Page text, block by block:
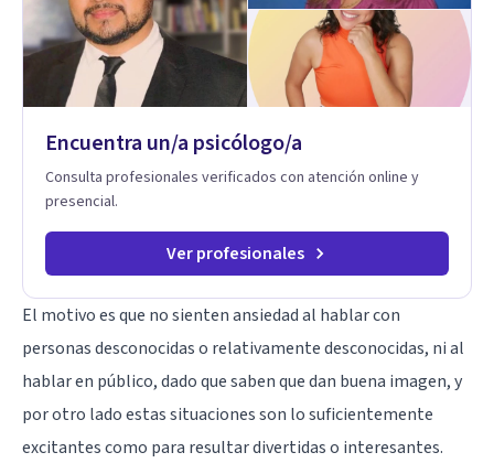
Encuentra un/a psicólogo/a
Consulta profesionales verificados con atención online y
presencial.
Ver profesionales
El motivo es que no sienten ansiedad al hablar con
personas desconocidas o relativamente desconocidas, ni al
hablar en público, dado que saben que dan buena imagen, y
por otro lado estas situaciones son lo suficientemente
excitantes como para resultar divertidas o interesantes.